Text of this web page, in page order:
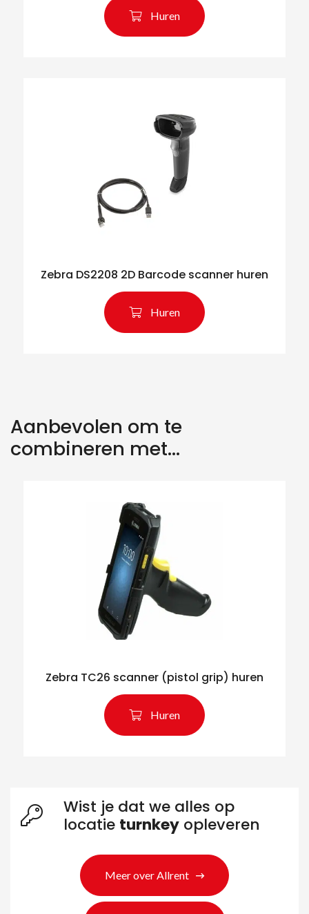
Huren
Zebra DS2208 2D Barcode scanner huren
Huren
Aanbevolen om te
combineren met...
Zebra TC26 scanner (pistol grip) huren
Huren
Wist je dat we alles op
locatie turnkey opleveren
Meer over Allrent
Zoeken naar producten